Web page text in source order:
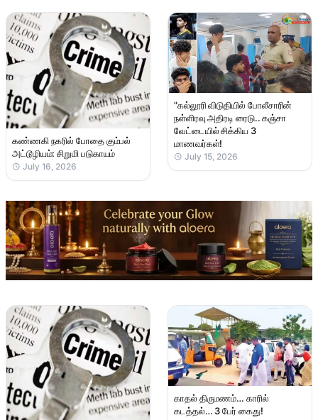
கண்ணகி நகரில் போதை கும்பல்
அட்டூழியம்: சிறுமி படுகாயம்
July 16, 2026
"கல்லூரி விடுதியில் போலீசாரின்
நள்ளிரவு அதிரடி ரைடு.. கஞ்சா
வேட்டையில் சிக்கிய 3
மாணவர்கள்!
July 15, 2026
காதல் திருமணம்… காரில்
கடத்தல்… 3 பேர் கைது!